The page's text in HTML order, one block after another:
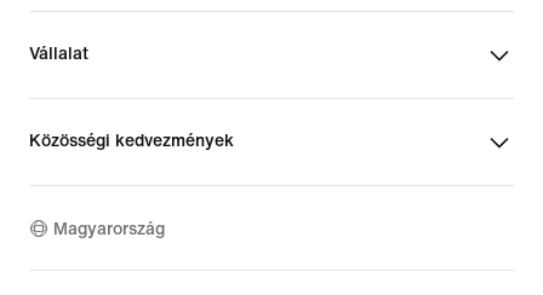
Vállalat
Közösségi kedvezmények
Magyarország